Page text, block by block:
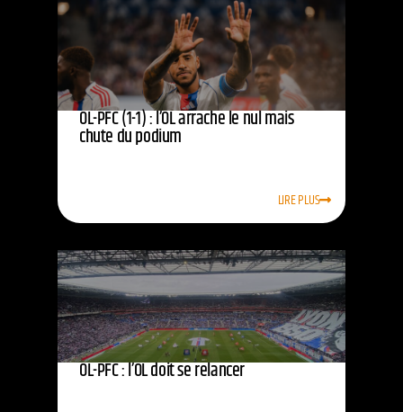
OL-PFC (1-1) : l’OL arrache le nul mais
chute du podium
LIRE PLUS
OL-PFC : l’OL doit se relancer